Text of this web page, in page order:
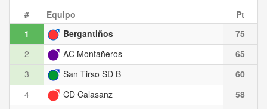
#
Equipo
Pt
1
Bergantiños
75
2
AC Montañeros
65
3
San Tirso SD B
60
4
CD Calasanz
58